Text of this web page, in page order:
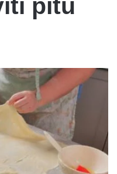
pitu